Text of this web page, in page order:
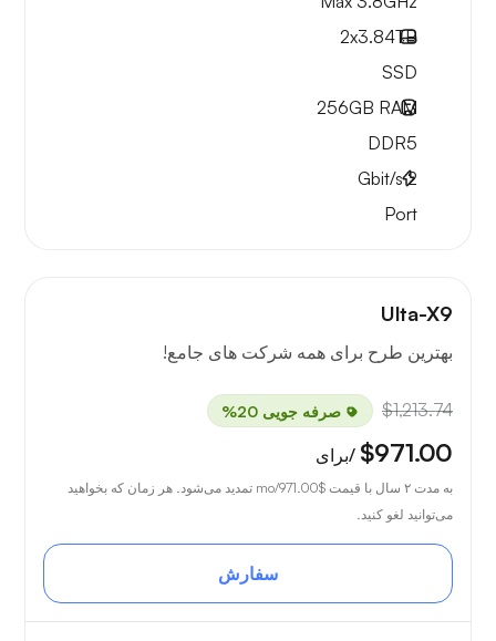
2x3.84TB
SSD
256GB RAM
DDR5
2
Gbit/s
Port
Ulta-X9
بهترین طرح برای همه شرکت های جامع!
$1,213.74 صرفه جویی 20%
$971.00 /برای
به مدت ۲ سال با قیمت $971.00
/mo تمدید می‌شود. هر زمان که بخواهید
می‌توانید لغو کنید.
سفارش